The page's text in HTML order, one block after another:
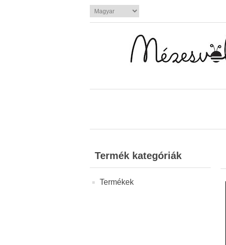
Termék kategóriák
Termékek